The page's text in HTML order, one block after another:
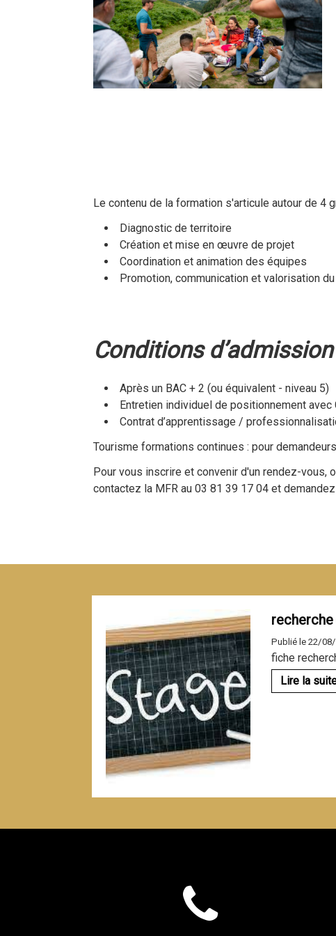
Le contenu de la formation s'articule autour de 4
Diagnostic de territoire
Création et mise en œuvre de projet
Coordination et animation des équipes
Promotion, communication et valorisation
Conditions
Après un BAC + 2 (ou équivalent - niveau 5)
Entretien individuel de positionnement
Contrat d’apprentissage /
Tourisme formations continues : pour
Pour vous inscrire et convenir d'un rendez-
contactez la MFR au 03 81 39 17 04 et
Publié le 22/
fiche
Lire la